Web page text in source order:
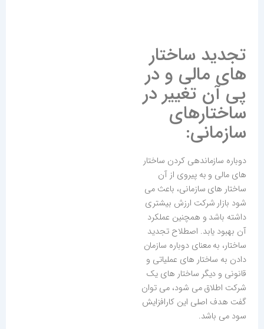
تجدید ساختار
های مالی و در
پی آن تغییر در
ساختارهای
سازمانی:
دوباره سازماندهی کردن ساختار
های مالی و به پیروی از آن
ساختار های سازمانی، باعث می
شود بازار شرکت ارزش بیشتری
داشته باشد و همچنین عملکرد
آن بهبود یابد. اصطلاح تجدید
ساختار، به معنای دوباره سازمان
دادن به ساختار های عملیاتی و
قانونی و دیگر ساختار های یک
شرکت اطلاق می شود، می توان
گفت هدف اصلی این کارافزایش
سود می باشد.